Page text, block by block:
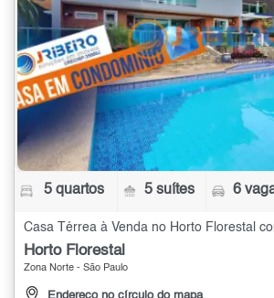
5 quartos 5 suítes 6
Casa Térrea à Venda no Horto Florestal
Horto Florestal
Zona Norte - São Paulo
Endereço no círculo do mapa